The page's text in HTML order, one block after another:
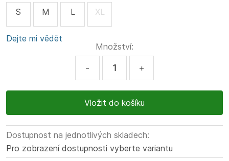
S
M L XL
Dejte mi vědět
Množství:
- +
Dostupnost na jednotlivých skladech:
Pro zobrazení dostupnosti vyberte variantu